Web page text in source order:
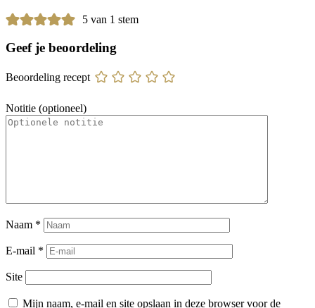
5 van 1 stem
Geef je beoordeling
Beoordeling recept
Notitie (optioneel)
Naam *
E-mail *
Site
Mijn naam, e-mail en site opslaan in deze browser voor de